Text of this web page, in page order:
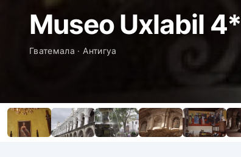
Museo Uxlabil 4*
Гватемала · Антигуа